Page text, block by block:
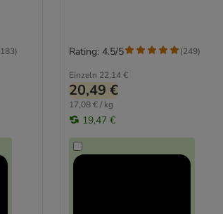
183)
Einzeln 22,14 €
20,49 €
17,08 € / kg
19,47 €
Rating: 4.5/5 (249)